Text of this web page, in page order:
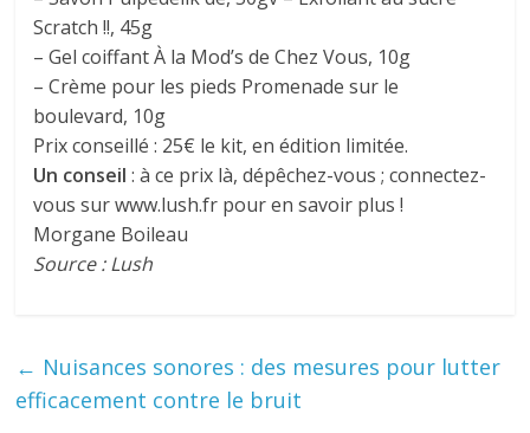
Scratch !!, 45g
– Gel coiffant À la Mod’s de Chez Vous, 10g
– Crème pour les pieds Promenade sur le
boulevard, 10g
Prix conseillé : 25€ le kit, en édition limitée.
Un conseil : à ce prix là, dépêchez-vous ; connectez-
vous sur www.lush.fr pour en savoir plus !
Morgane Boileau
Source : Lush
← Nuisances sonores : des mesures pour lutter
efficacement contre le bruit